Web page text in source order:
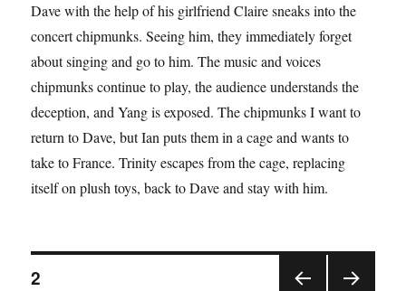
Dave with the help of his girlfriend Claire sneaks into the
concert chipmunks. Seeing him, they immediately forget
about singing and go to him. The music and voices
chipmunks continue to play, the audience understands the
deception, and Yang is exposed. The chipmunks I want to
return to Dave, but Ian puts them in a cage and wants to
take to France. Trinity escapes from the cage, replacing
itself on plush toys, back to Dave and stay with him.
2